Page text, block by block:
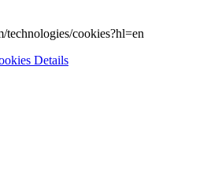
technologies/cookies?hl=en
Details